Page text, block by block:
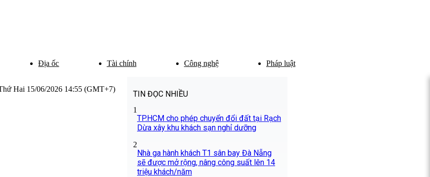
Địa ốc Tài chính Công nghệ Pháp luật
Hai 15/06/2026 14:55 (GMT+7)
TIN ĐỌC NHIỀU
1
TP.HCM cho phép chuyển đổi đất tại Rạch
Dừa xây khu khách sạn nghỉ dưỡng
2
Nhà ga hành khách T1 sân bay Đà Nẵng
sẽ được mở rộng, nâng công suất lên 14
triệu khách/năm